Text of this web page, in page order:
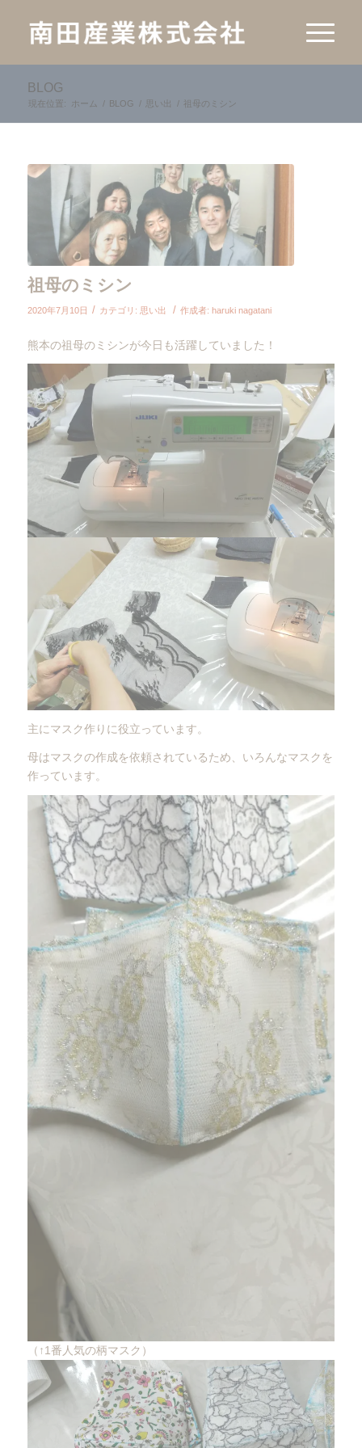
BLOG
現在位置: ホーム / BLOG / 思い出 / 祖母のミシン
祖母のミシン
2020年7月10日 / カテゴリ: 思い出 / 作成者: haruki nagatani
熊本の祖母のミシンが今日も活躍していました！
主にマスク作りに役立っています。
母はマスクの作成を依頼されているため、いろんなマスクを
作っています。
（↑1番人気の柄マスク）